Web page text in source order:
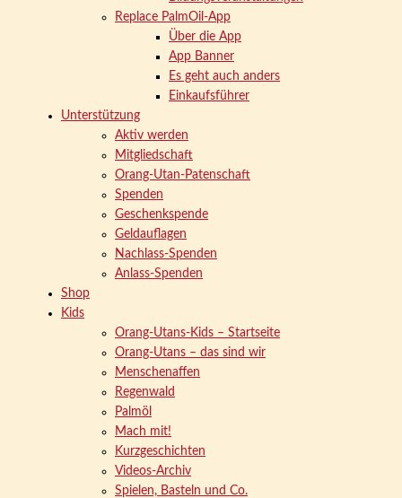
Replace PalmOil-App
Über die App
App Banner
Es geht auch anders
Einkaufsführer
Unterstützung
Aktiv werden
Mitgliedschaft
Orang-Utan-Patenschaft
Spenden
Geschenkspende
Geldauflagen
Nachlass-Spenden
Anlass-Spenden
Shop
Kids
Orang-Utans-Kids – Startseite
Orang-Utans – das sind wir
Menschenaffen
Regenwald
Palmöl
Mach mit!
Kurzgeschichten
Videos-Archiv
Spielen, Basteln und Co.